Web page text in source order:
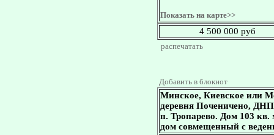
Показать на карте>>
4 500 000 руб
распечатать
Добавить в блокнот
Минское, Киевское или
деревня Поченичено,
п. Тропарево. Дом 103 кв.
дом совмещенный с